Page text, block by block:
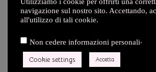
navigazione sul nostro sito. Accettando,
all'utilizzo di tali cookie.
Non cedere informazioni personali.
Cookie settings Accetta